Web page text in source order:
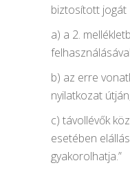
biztosított jogát
a) a 2.
b) az erre
nyilatkozat
c) távollévők
esetében
gyakorolhatja.”